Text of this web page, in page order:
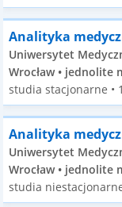
Analityka
Uniwersytet
Wrocław • jednolite
studia stacjonarne •
Analityka
Uniwersytet
Wrocław • jednolite
studia